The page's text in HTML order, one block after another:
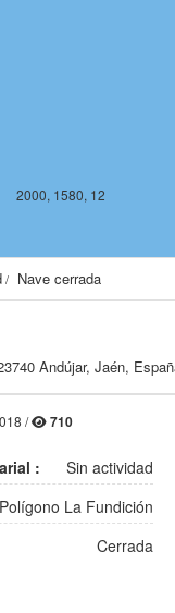
2000, 1580, 12
Nave cerrada
Andújar, Jaén,
/ 710
:
Sin actividad
Polígono La Fundición
Cerrada